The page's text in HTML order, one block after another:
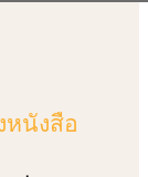
หนังสือ